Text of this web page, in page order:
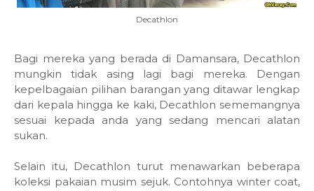
Decathlon
Bagi mereka yang berada di Damansara, Decathlon
mungkin tidak asing lagi bagi mereka. Dengan
kepelbagaian pilihan barangan yang ditawar lengkap
dari kepala hingga ke kaki, Decathlon sememangnya
sesuai kepada anda yang sedang mencari alatan
sukan.
Selain itu, Decathlon turut menawarkan beberapa
koleksi pakaian musim sejuk. Contohnya winter coat,